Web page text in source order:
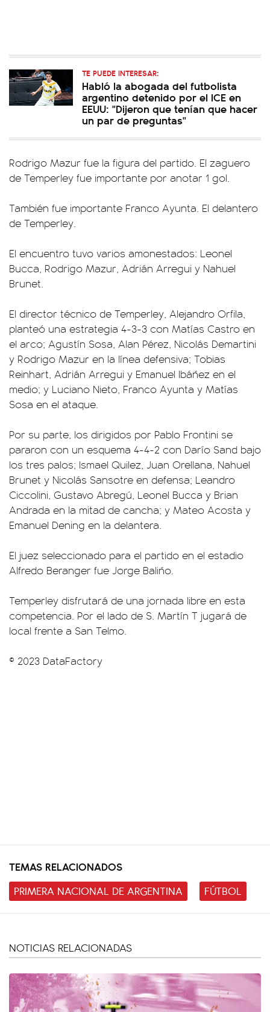
TE PUEDE INTERESAR:
Habló la abogada del futbolista
argentino detenido por el ICE en
EEUU: "Dijeron que tenían que hacer
un par de preguntas"
Rodrigo Mazur fue la figura del partido. El zaguero
de Temperley fue importante por anotar 1 gol.
También fue importante Franco Ayunta. El delantero
de Temperley.
El encuentro tuvo varios amonestados: Leonel
Bucca, Rodrigo Mazur, Adrián Arregui y Nahuel
Brunet.
El director técnico de Temperley, Alejandro Orfila,
planteó una estrategia 4-3-3 con Matías Castro en
el arco; Agustín Sosa, Alan Pérez, Nicolás Demartini
y Rodrigo Mazur en la línea defensiva; Tobias
Reinhart, Adrián Arregui y Emanuel Ibáñez en el
medio; y Luciano Nieto, Franco Ayunta y Matías
Sosa en el ataque.
Por su parte, los dirigidos por Pablo Frontini se
pararon con un esquema 4-4-2 con Darío Sand bajo
los tres palos; Ismael Quilez, Juan Orellana, Nahuel
Brunet y Nicolás Sansotre en defensa; Leandro
Ciccolini, Gustavo Abregú, Leonel Bucca y Brian
Andrada en la mitad de cancha; y Mateo Acosta y
Emanuel Dening en la delantera.
El juez seleccionado para el partido en el estadio
Alfredo Beranger fue Jorge Baliño.
Temperley disfrutará de una jornada libre en esta
competencia. Por el lado de S. Martín T jugará de
local frente a San Telmo.
© 2023 DataFactory
TEMAS RELACIONADOS
PRIMERA NACIONAL DE ARGENTINA
FÚTBOL
NOTICIAS RELACIONADAS